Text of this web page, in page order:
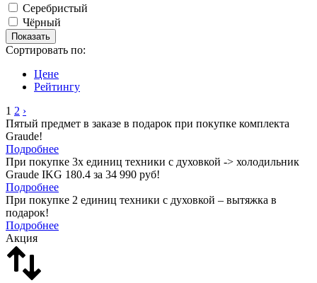
Серебристый
Чёрный
Сортировать по:
Цене
Рейтингу
1 2 ›
Пятый предмет в заказе в подарок при покупке комплекта
Graude!
Подробнее
При покупке 3х единиц техники с духовкой -> холодильник
Graude IKG 180.4 за 34 990 руб!
Подробнее
При покупке 2 единиц техники с духовкой – вытяжка в
подарок!
Подробнее
Акция